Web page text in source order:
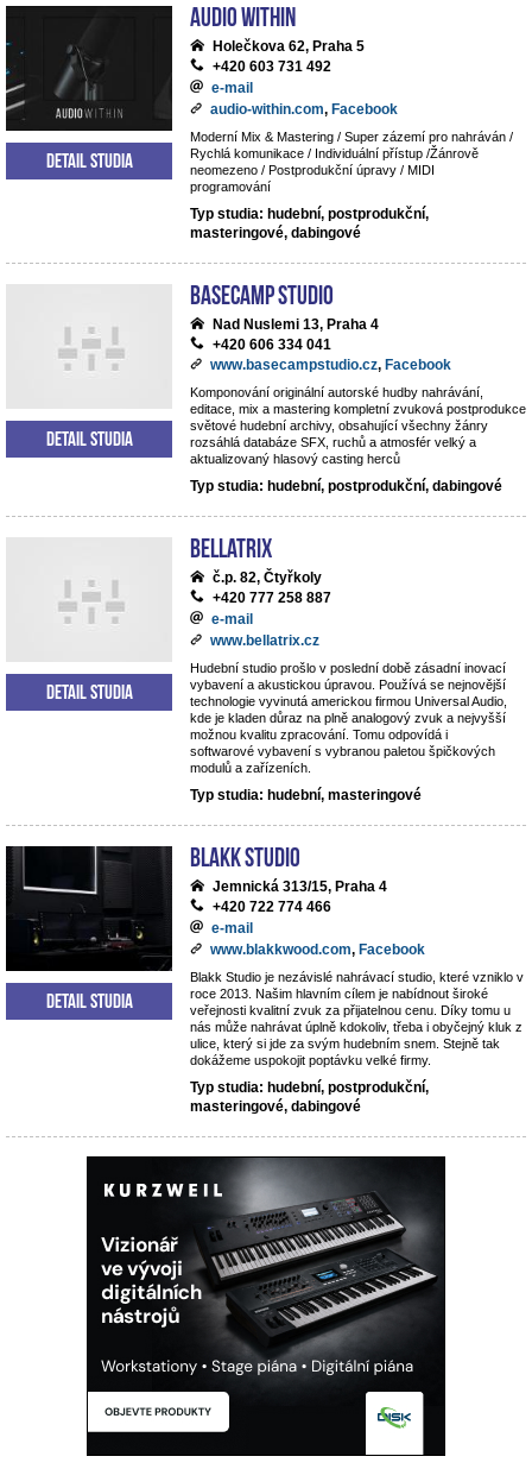
Audio Within
Holečkova 62, Praha 5
+420 603 731 492
e-mail
audio-within.com, Facebook
Moderní Mix & Mastering / Super zázemí pro nahráván /
Rychlá komunikace / Individuální přístup /Žánrově
neomezeno / Postprodukční úpravy / MIDI
programování
Typ studia: hudební, postprodukční,
masteringové, dabingové
Detail studia
BaseCamp studio
Nad Nuslemi 13, Praha 4
+420 606 334 041
www.basecampstudio.cz, Facebook
Komponování originální autorské hudby nahrávání,
editace, mix a mastering kompletní zvuková postprodukce
světové hudební archivy, obsahující všechny žánry
rozsáhlá databáze SFX, ruchů a atmosfér velký a
aktualizovaný hlasový casting herců
Typ studia: hudební, postprodukční, dabingové
Detail studia
BELLATRIX
č.p. 82, Čtyřkoly
+420 777 258 887
e-mail
www.bellatrix.cz
Hudební studio prošlo v poslední době zásadní inovací
vybavení a akustickou úpravou. Používá se nejnovější
technologie vyvinutá americkou firmou Universal Audio,
kde je kladen důraz na plně analogový zvuk a nejvyšší
možnou kvalitu zpracování. Tomu odpovídá i
softwarové vybavení s vybranou paletou špičkových
modulů a zařízeních.
Typ studia: hudební, masteringové
Detail studia
Blakk Studio
Jemnická 313/15, Praha 4
+420 722 774 466
e-mail
www.blakkwood.com, Facebook
Blakk Studio je nezávislé nahrávací studio, které vzniklo v
roce 2013. Našim hlavním cílem je nabídnout široké
veřejnosti kvalitní zvuk za přijatelnou cenu. Díky tomu u
nás může nahrávat úplně kdokoliv, třeba i obyčejný kluk z
ulice, který si jde za svým hudebním snem. Stejně tak
dokážeme uspokojit poptávku velké firmy.
Typ studia: hudební, postprodukční,
masteringové, dabingové
Detail studia